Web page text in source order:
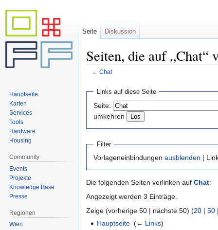
Seiten, die auf „Chat“
← Chat
Navigation
springen
springen
Links auf diese Seite
Seite:
umkehren
Filter
Vorlageneinbindungen ausblenden |
Die folgenden Seiten verlinken auf Chat:
Angezeigt werden 3 Einträge.
Zeige (vorherige 50 | nächste 50) (20 | 50
Hauptseite ‎(← Links)
Seite Diskussion
Hauptseite
Karten
Services
Tools
Hardware
Housing
Community
Events
Projekte
Knowledge Base
Presse
Regionen
Wien